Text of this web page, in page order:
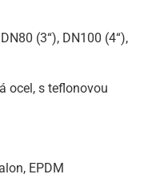
(3“), DN100 (4“),
ocel, s teflonovou
EPDM